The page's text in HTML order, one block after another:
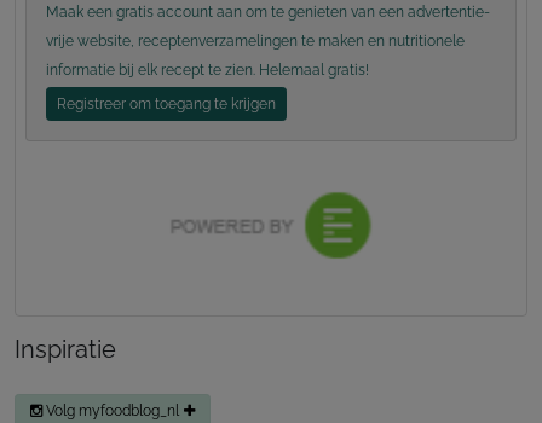
Maak een gratis account aan om te genieten van een advertentie-
vrije website, receptenverzamelingen te maken en nutritionele
informatie bij elk recept te zien. Helemaal gratis!
Registreer om toegang te krijgen
Inspiratie
Volg myfoodblog_nl